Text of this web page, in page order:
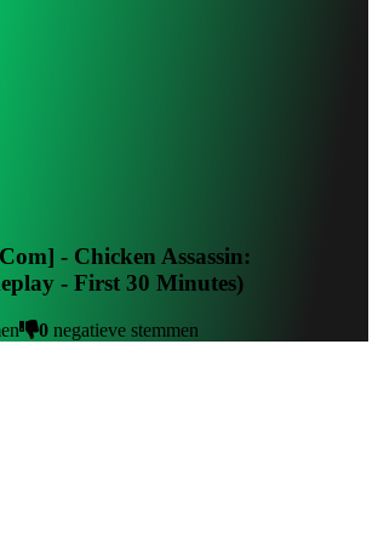
- Chicken Assassin:
- First 30 Minutes)
0 negatieve stemmen